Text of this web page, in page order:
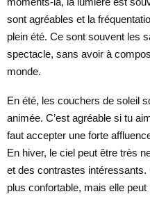
sont agréables et la
plein été. Ce sont souvent les
spectacle, sans avoir à
monde.
En été, les couchers de soleil
animée. C’est agréable si tu
faut accepter une forte
En hiver, le ciel peut être très
et des contrastes intéressants.
plus confortable, mais elle